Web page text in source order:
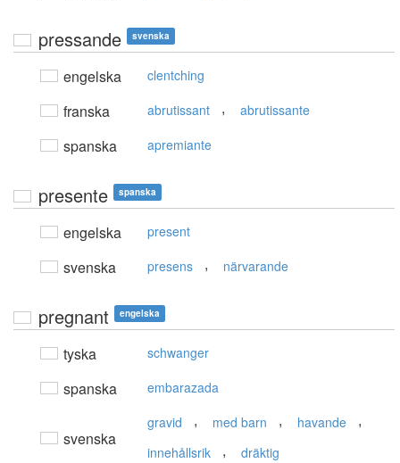
pressande svenska
engelska clentching
franska abrutissant , abrutissante
spanska apremiante
presente spanska
engelska present
svenska presens , närvarande
pregnant engelska
tyska schwanger
spanska embarazada
svenska
gravid , med barn , havande ,
innehållsrik , dräktig